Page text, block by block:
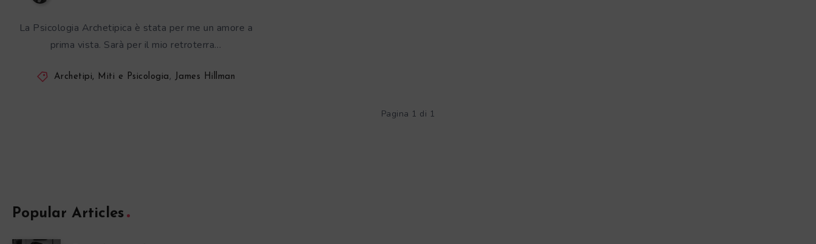
La Psicologia Archetipica è stata per me un amore a
prima vista. Sarà per il mio retroterra…
Archetipi, Miti e Psicologia , James Hillman
Pagina 1 di 1
Popular Articles